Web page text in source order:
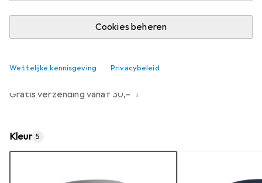
Cookies beheren
Wettelijke kennisgeving Privacybeleid
In winkelmandje
Vergelijk
Gratis verzending vanaf 30,– i
Kleur 5